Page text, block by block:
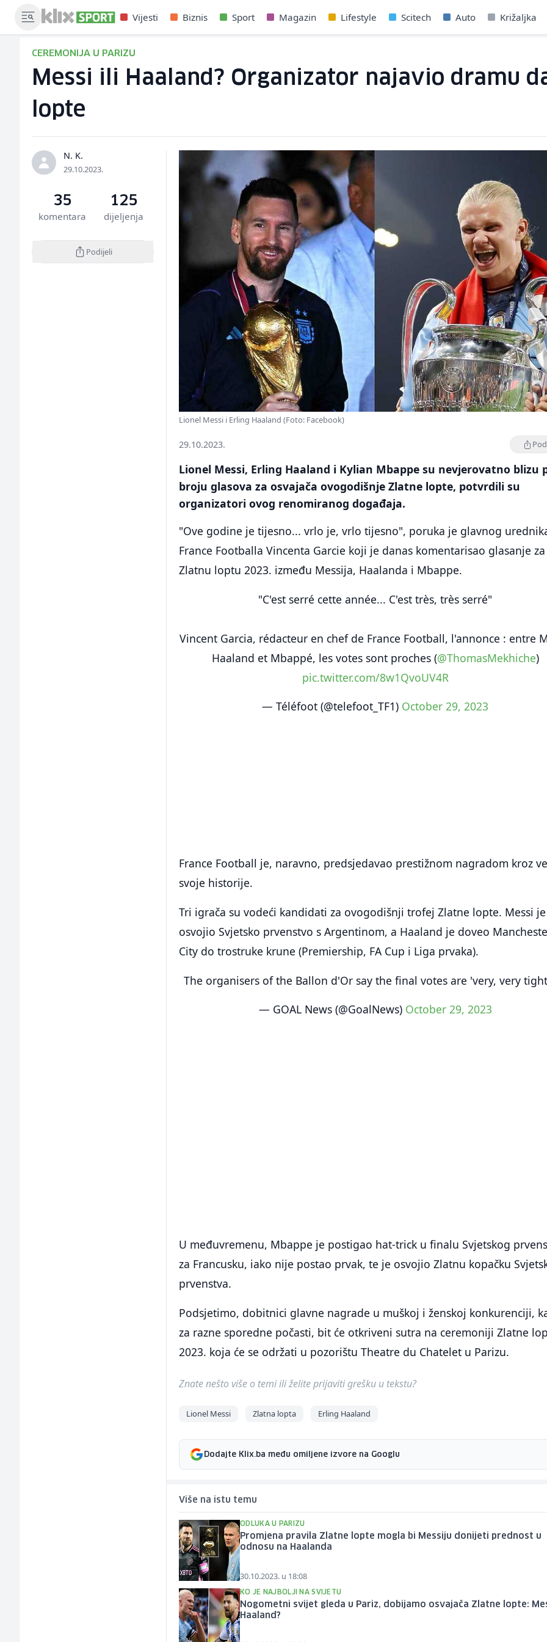
Vijesti Biznis Sport Magazin Lifestyle Scitech Auto Križaljka
CEREMONIJA U PARIZU
Messi ili Haaland? Organizator najavio dramu
lopte
N. K.
29.10.2023.
35
komentara
125
dijeljenja
Podijeli
Lionel Messi i Erling Haaland (Foto: Facebook)
29.10.2023.
Lionel Messi, Erling Haaland i Kylian Mbappe su nevjerovatno blizu
broju glasova za osvajača ovogodišnje Zlatne lopte, potvrdili su
organizatori ovog renomiranog događaja.
"Ove godine je tijesno... vrlo je, vrlo tijesno", poruka je glavnog
France Footballa Vincenta Garcie koji je danas komentarisao glasanje za
Zlatnu loptu 2023. između Messija, Haalanda i Mbappe.
"C'est serré cette année... C'est très, très serré"
Vincent Garcia, rédacteur en chef de France Football, l'annonce : entre
Haaland et Mbappé, les votes sont proches (@ThomasMekhiche)
pic.twitter.com/8w1QvoUV4R
— Téléfoot (@telefoot_TF1) October 29, 2023
France Football je, naravno, predsjedavao prestižnom nagradom kroz
svoje historije.
Tri igrača su vodeći kandidati za ovogodišnji trofej Zlatne lopte. Messi je
osvojio Svjetsko prvenstvo s Argentinom, a Haaland je doveo
City do trostruke krune (Premiership, FA Cup i Liga prvaka).
The organisers of the Ballon d'Or say the final votes are 'very, very
— GOAL News (@GoalNews) October 29, 2023
U međuvremenu, Mbappe je postigao hat-trick u finalu Svjetskog
za Francusku, iako nije postao prvak, te je osvojio Zlatnu kopačku
prvenstva.
Podsjetimo, dobitnici glavne nagrade u muškoj i ženskoj konkurenciji,
za razne sporedne počasti, bit će otkriveni sutra na ceremoniji Zlatne
2023. koja će se održati u pozorištu Theatre du Chatelet u Parizu.
Znate nešto više o temi ili želite prijaviti grešku u tekstu?
Lionel Messi Zlatna lopta Erling Haaland
Dodajte Klix.ba među omiljene izvore na Googlu
Više na istu temu
ODLUKA U PARIZU
Promjena pravila Zlatne lopte mogla bi Messiju donijeti prednost u
odnosu na Haalanda
30.10.2023. u 18:08
KO JE NAJBOLJI NA SVIJETU
Nogometni svijet gleda u Pariz, dobijamo osvajača Zlatne lopte:
Haaland?